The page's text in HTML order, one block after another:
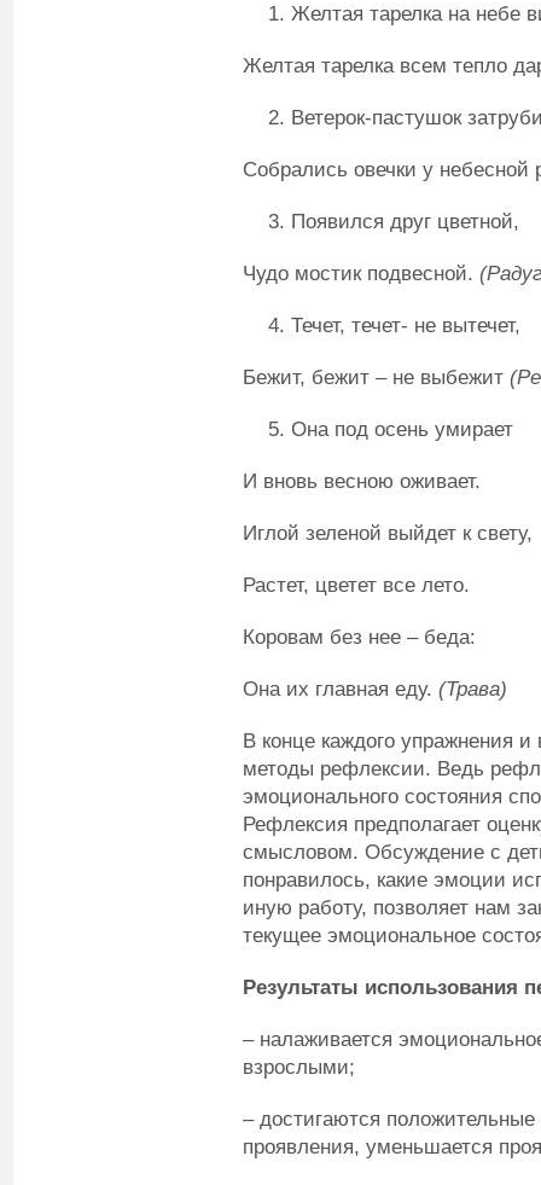
Желтая тарелка на небе
Желтая тарелка всем тепло
Ветерок-пастушок
Собрались овечки у небесной
Появился друг цветной,
Чудо мостик подвесной.
Течет, течет- не вытечет,
Бежит, бежит – не выбежит
Она под осень умирает
И вновь весною оживает.
Иглой зеленой выйдет к свету,
Растет, цветет все лето.
Коровам без нее – беда:
Она их главная еду. (Трава)
В конце каждого упражнения
методы рефлексии. Ведь
эмоционального состояния
Рефлексия предполагает
смысловом. Обсуждение с
понравилось, какие эмоции
иную работу, позволяет нам
текущее эмоциональное
Результаты использования
– налаживается
взрослыми;
– достигаются
проявления, уменьшается